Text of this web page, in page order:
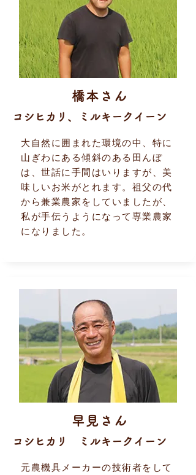
橋本さん
コシヒカリ、ミルキークイーン
大自然に囲まれた環境の中、特に
山ぎわにある傾斜のある田んぼ
は、世話に手間はいりますが、美
味しいお米がとれます。祖父の代
から兼業農家をしていましたが、
私が手伝うようになって専業農家
になりました。
早見さん
コシヒカリ ミルキークイーン
元農機具メーカーの技術者をして